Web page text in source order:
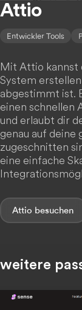
Attio
Entwickler Tools
Mit Attio kannst
System
abgestimmt ist.
einen schnellen
und erlaubt dir
genau auf
zugeschnitten
eine einfache
Attio
weitere